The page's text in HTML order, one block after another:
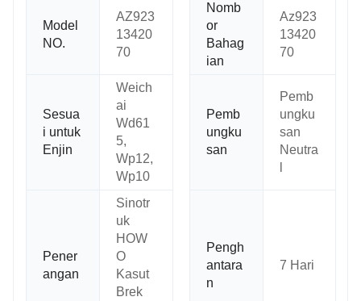
Model
NO.
AZ923
13420
70
Nomb
or
Bahag
ian
Az923
13420
70
Sesua
i untuk
Enjin
Weich
ai
Wd61
5,
Wp12,
Wp10
Pemb
ungku
san
Pemb
ungku
san
Neutra
Pener
angan
Sinotr
uk
HOW
O
Kasut
Brek
Pengh
antara
n
7 Hari